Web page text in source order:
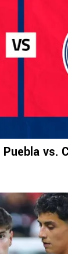
Puebla vs.